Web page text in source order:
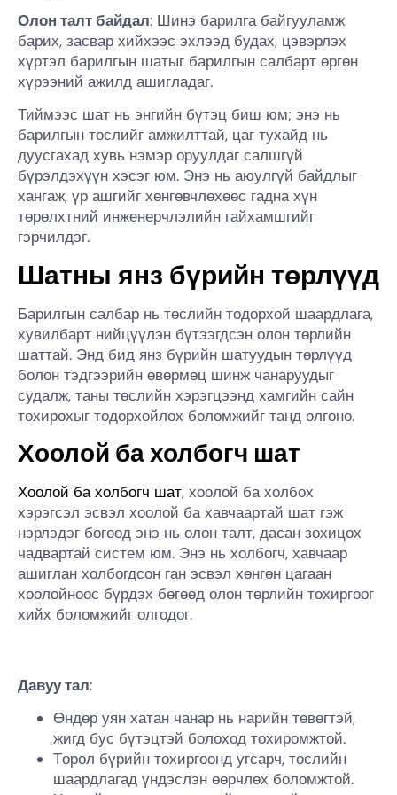
Олон талт байдал: Шинэ барилга байгууламж
барих, засвар хийхээс эхлээд будах, цэвэрлэх
хүртэл барилгын шатыг барилгын салбарт өргөн
хүрээний ажилд ашигладаг.
Тиймээс шат нь энгийн бүтэц биш юм; энэ нь
барилгын төслийг амжилттай, цаг тухайд нь
дуусгахад хувь нэмэр оруулдаг салшгүй
бүрэлдэхүүн хэсэг юм. Энэ нь аюулгүй байдлыг
хангаж, үр ашгийг хөнгөвчлөхөөс гадна хүн
төрөлхтний инженерчлэлийн гайхамшгийг
гэрчилдэг.
Шатны янз бүрийн төрлүүд
Барилгын салбар нь төслийн тодорхой шаардлага,
хувилбарт нийцүүлэн бүтээгдсэн олон төрлийн
шаттай. Энд бид янз бүрийн шатуудын төрлүүд
болон тэдгээрийн өвөрмөц шинж чанаруудыг
судалж, таны төслийн хэрэгцээнд хамгийн сайн
тохирохыг тодорхойлох боломжийг танд олгоно.
Хоолой ба холбогч шат
Хоолой ба холбогч шат, хоолой ба холбох
хэрэгсэл эсвэл хоолой ба хавчаартай шат гэж
нэрлэдэг бөгөөд энэ нь олон талт, дасан зохицох
чадвартай систем юм. Энэ нь холбогч, хавчаар
ашиглан холбогдсон ган эсвэл хөнгөн цагаан
хоолойноос бүрдэх бөгөөд олон төрлийн тохиргоог
хийх боломжийг олгодог.
Давуу тал:
Өндөр уян хатан чанар нь нарийн төвөгтэй,
жигд бус бүтэцтэй болоход тохиромжтой.
Төрөл бүрийн тохиргоонд угсарч, төслийн
шаардлагад үндэслэн өөрчлөх боломжтой.